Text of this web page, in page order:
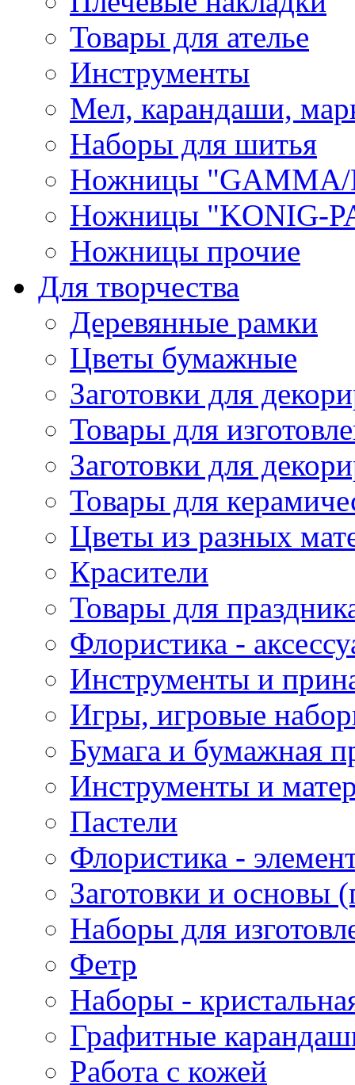
Товары для ателье
Инструменты
Мел, карандаши,
Наборы для шитья
Ножницы "GAMMA/
Ножницы "KONIG-
Ножницы прочие
Для творчества
Деревянные рамки
Цветы бумажные
Заготовки для
Товары для
Заготовки для
Товары для
Цветы из разных
Красители
Товары для
Флористика -
Инструменты и
Игры, игровые
Бумага и бумажная
Инструменты и
Пастели
Флористика -
Заготовки и основы
Наборы для
Фетр
Наборы -
Графитные
Работа с кожей